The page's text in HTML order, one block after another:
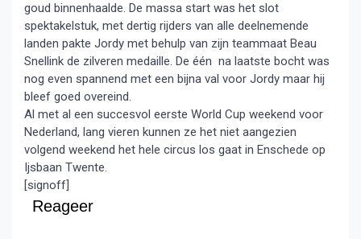
goud binnenhaalde. De massa start was het slot
spektakelstuk, met dertig rijders van alle deelnemende
landen pakte Jordy met behulp van zijn teammaat Beau
Snellink de zilveren medaille. De één na laatste bocht was
nog even spannend met een bijna val voor Jordy maar hij
bleef goed overeind.
Al met al een succesvol eerste World Cup weekend voor
Nederland, lang vieren kunnen ze het niet aangezien
volgend weekend het hele circus los gaat in Enschede op
Ijsbaan Twente.
[signoff]
Reageer